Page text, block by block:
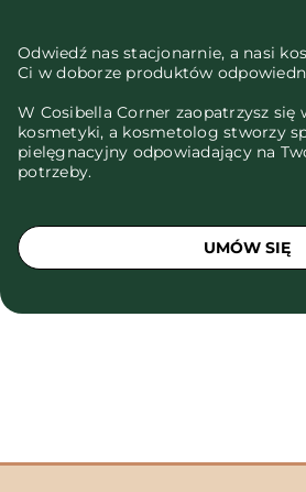
Odwiedź nas stacjonarnie, a nasi
Ci w doborze produktów
W Cosibella Corner zaopatrzysz się
kosmetyki, a kosmetolog stworzy
pielęgnacyjny odpowiadający na
potrzeby.
UMÓW SIĘ